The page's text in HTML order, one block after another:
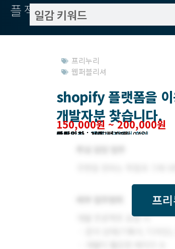
플젝서치
프리누리
웹퍼블리셔
shopify 플랫폼을 이
개발자분 찾습니다.
150,000원 ~ 200,000원
작업방식 : 재택
모집기한 : 프리누리에서 확인
예상기간 : 1 주
등록일자 : 2017년 09월 04일
관련위치 : 서울 전지역
프